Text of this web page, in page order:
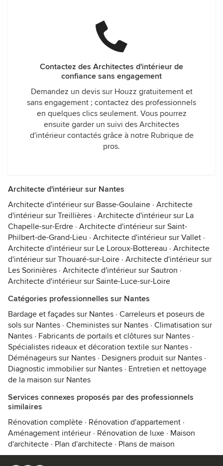
Contactez des Architectes d'intérieur de
confiance sans engagement
Demandez un devis sur Houzz gratuitement et
sans engagement ; contactez des professionnels
en quelques clics seulement. Vous pourrez
ensuite garder un suivi des Architectes
d'intérieur contactés grâce à notre Rubrique de
pros.
Architecte d'intérieur sur Nantes
Architecte d'intérieur sur Basse-Goulaine · Architecte
d'intérieur sur Treillières · Architecte d'intérieur sur La
Chapelle-sur-Erdre · Architecte d'intérieur sur Saint-
Philbert-de-Grand-Lieu · Architecte d'intérieur sur Vallet ·
Architecte d'intérieur sur Le Loroux-Bottereau · Architecte
d'intérieur sur Thouaré-sur-Loire · Architecte d'intérieur sur
Les Sorinières · Architecte d'intérieur sur Sautron ·
Architecte d'intérieur sur Sainte-Luce-sur-Loire
Catégories professionnelles sur Nantes
Bardage et façades sur Nantes · Carreleurs et poseurs de
sols sur Nantes · Cheministes sur Nantes · Climatisation sur
Nantes · Fabricants de portails et clôtures sur Nantes ·
Spécialistes rideaux et décoration textile sur Nantes ·
Déménageurs sur Nantes · Designers produit sur Nantes ·
Diagnostic immobilier sur Nantes · Entretien et nettoyage
de la maison sur Nantes
Services connexes proposés par des professionnels
similaires
Rénovation complète · Rénovation d'appartement ·
Aménagement intérieur · Rénovation de luxe · Maison
d'architecte · Plan d'architecte · Plans de maison